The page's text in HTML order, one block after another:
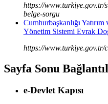
https://www.turkiye.gov.tr/
belge-sorgu
Cumhurbaşkanlığı
Yönetim Sistemi Evrak
https://www.turkiye.gov.tr/
Sayfa Sonu
e-Devlet Kapısı